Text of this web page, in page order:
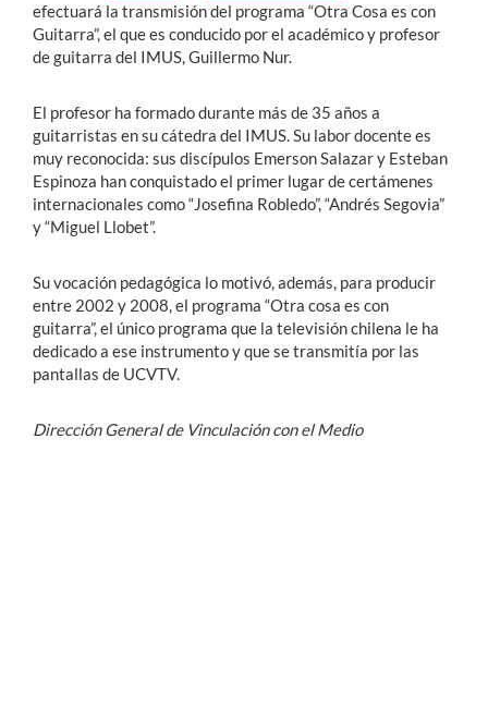
Alumni
English
efectuará la transmisión del programa “Otra Cosa es con
Guitarra”, el que es conducido por el académico y profesor
de guitarra del IMUS, Guillermo Nur.
El profesor ha formado durante más de 35 años a
guitarristas en su cátedra del IMUS. Su labor docente es
muy reconocida: sus discípulos Emerson Salazar y Esteban
Espinoza han conquistado el primer lugar de certámenes
internacionales como “Josefina Robledo”, “Andrés Segovia”
y “Miguel Llobet”.
Su vocación pedagógica lo motivó, además, para producir
entre 2002 y 2008, el programa “Otra cosa es con
guitarra”, el único programa que la televisión chilena le ha
dedicado a ese instrumento y que se transmitía por las
pantallas de UCVTV.
Dirección General de Vinculación con el Medio